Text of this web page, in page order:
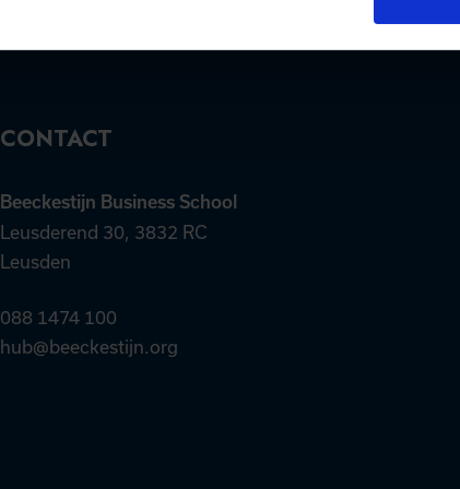
CONTACT
Beeckestijn Business School
Leusderend 30, 3832 RC
Leusden
088 1474 100
hub@beeckestijn.org